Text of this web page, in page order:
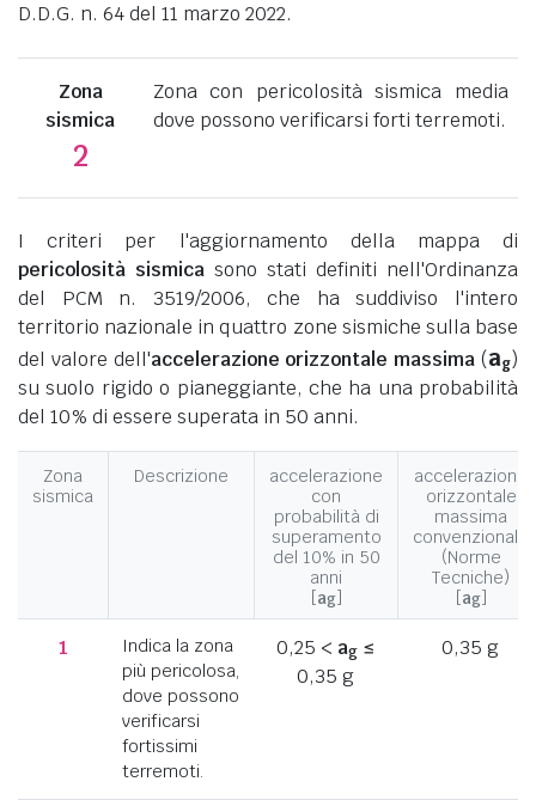
D.D.G. n. 64 del 11 marzo 2022.
Zona
sismica
2
Zona con pericolosità sismica media
dove possono verificarsi forti terremoti.
I criteri per l'aggiornamento della mappa di
pericolosità sismica sono stati definiti nell'Ordinanza
del PCM n. 3519/2006, che ha suddiviso l'intero
territorio nazionale in quattro zone sismiche sulla base
del valore dell'accelerazione orizzontale massima (ag)
su suolo rigido o pianeggiante, che ha una probabilità
del 10% di essere superata in 50 anni.
Zona
sismica
Descrizione
accelerazione
con
probabilità di
superamento
del 10% in 50
anni
[ag]
accelerazione
orizzontale
massima
convenzionale
(Norme
Tecniche)
[ag]
1
Indica la zona
più pericolosa,
dove possono
verificarsi
fortissimi
terremoti.
0,25 < ag≤
0,35 g
0,35 g